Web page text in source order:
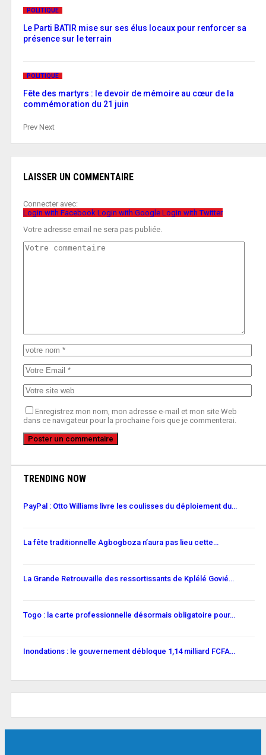
POLITIQUE
Le Parti BATIR mise sur ses élus locaux pour renforcer sa
présence sur le terrain
POLITIQUE
Fête des martyrs : le devoir de mémoire au cœur de la
commémoration du 21 juin
Prev Next
LAISSER UN COMMENTAIRE
Connecter avec:
Login with Facebook Login with Google Login with Twitter
Votre adresse email ne sera pas publiée.
Enregistrez mon nom, mon adresse e-mail et mon site Web
dans ce navigateur pour la prochaine fois que je commenterai.
TRENDING NOW
PayPal : Otto Williams livre les coulisses du déploiement du…
La fête traditionnelle Agbogboza n’aura pas lieu cette…
La Grande Retrouvaille des ressortissants de Kplélé Govié…
Togo : la carte professionnelle désormais obligatoire pour…
Inondations : le gouvernement débloque 1,14 milliard FCFA…